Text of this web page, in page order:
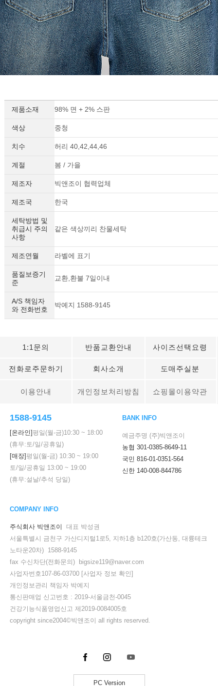
제품소재 98% 면 + 2% 스판
색상 중청
치수 허리 40,42,44,46
계절 봄 / 가을
제조자 빅앤조이 협력업체
제조국 한국
세탁방법 및
취급시 주의
사항
같은 색상끼리 찬물세탁
제조연월 라벨에 표기
품질보증기
준
교환,환불 7일이내
A/S 책임자
와 전화번호
박예지 1588-9145
1:1문의 반품교환안내 사이즈선택요령
전화로주문하기 회사소개 도매주실분
이용안내 개인정보처리방침 쇼핑몰이용약관
1588-9145
[온라인] 평일(월-금)10:30 ~ 18:00
(휴무:토/일/공휴일)
[매장] 평일(월-금) 10:30 ~ 19:00
토/일/공휴일 13:00 ~ 19:00
(휴무:설날/추석 당일)
BANK INFO
예금주명 (주)빅앤조이
농협 301-0385-8649-11
국민 816-01-0351-564
신한 140-008-844786
COMPANY INFO
주식회사 빅앤조이
대표 박성권
서울특별시 금천구 가산디지털1로5, 지하1층 b120호(가산동, 대륭테크
노타운20차) 1588-9145
fax 수신차단(전화문의) bigsize119@naver.com
사업자번호107-86-03700 [사업자 정보 확인]
개인정보관리 책임자 박예지
통신판매업 신고번호 : 2019-서울금천-0045
건강기능식품영업신고 제2019-0084005호
copyright since2004©빅앤조이 all rights reserved.
PC Version